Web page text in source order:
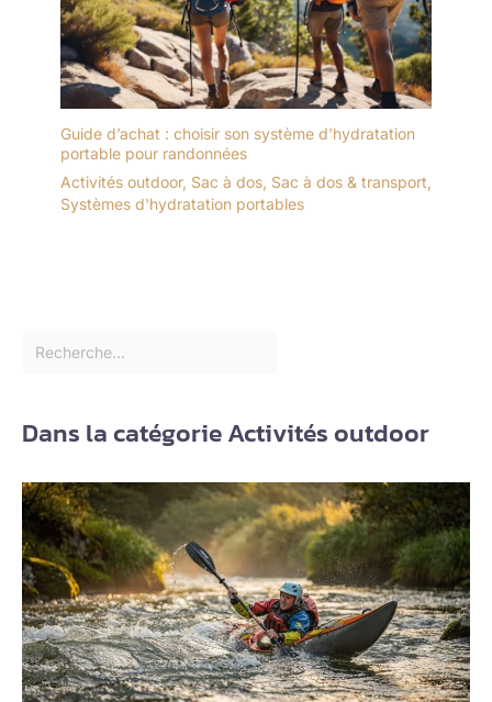
Guide d’achat : choisir son système d’hydratation
portable pour randonnées
Activités outdoor, Sac à dos, Sac à dos & transport,
Systèmes d'hydratation portables
Dans la catégorie Activités outdoor